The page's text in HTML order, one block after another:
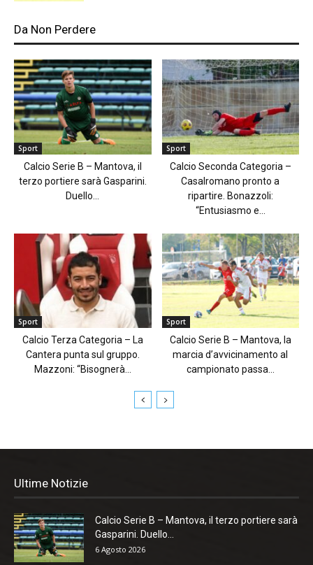
Da Non Perdere
Sport
Calcio Serie B – Mantova, il
terzo portiere sarà Gasparini.
Duello...
Sport
Calcio Seconda Categoria –
Casalromano pronto a
ripartire. Bonazzoli:
“Entusiasmo e...
Sport
Calcio Terza Categoria – La
Cantera punta sul gruppo.
Mazzoni: “Bisognerà...
Sport
Calcio Serie B – Mantova, la
marcia d’avvicinamento al
campionato passa...
Ultime Notizie
Calcio Serie B – Mantova, il terzo portiere sarà
Gasparini. Duello...
6 Agosto 2026